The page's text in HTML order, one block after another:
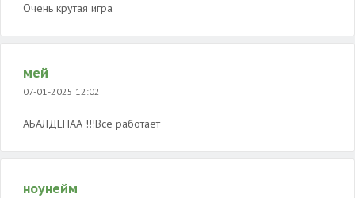
Очень крутая игра
мей
07-01-2025 12:02
АБАЛДЕНАА !!!Все работает
ноунейм